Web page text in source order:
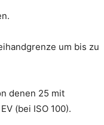
um bis zu
denen 25 mit
(bei ISO 100).